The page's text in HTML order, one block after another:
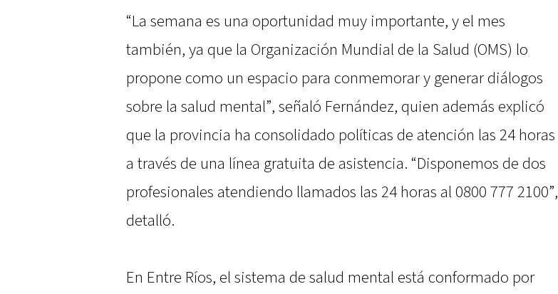
“La semana es una oportunidad muy importante, y el mes
también, ya que la Organización Mundial de la Salud (OMS) lo
propone como un espacio para conmemorar y generar diálogos
sobre la salud mental”, señaló Fernández, quien además explicó
que la provincia ha consolidado políticas de atención las 24 horas
a través de una línea gratuita de asistencia. “Disponemos de dos
profesionales atendiendo llamados las 24 horas al 0800 777 2100”,
detalló.
En Entre Ríos, el sistema de salud mental está conformado por